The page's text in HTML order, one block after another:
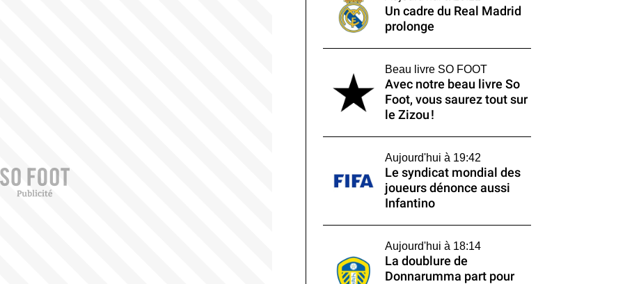
Un cadre du Real Madrid
prolonge
Beau livre SO FOOT
Avec notre beau livre So
Foot, vous saurez tout sur
le Zizou !
Aujourd'hui à 19:42
Le syndicat mondial des
joueurs dénonce aussi
Infantino
Aujourd'hui à 18:14
La doublure de
Donnarumma part pour